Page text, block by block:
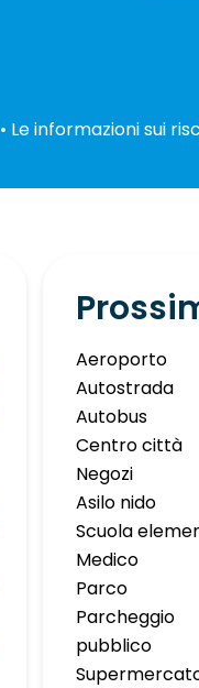
• Le informazioni sui
Aeroporto
Autostrada
Autobus
Centro città
Negozi
Asilo nido
Scuola
Medico
Parco
Parcheggio
pubblico